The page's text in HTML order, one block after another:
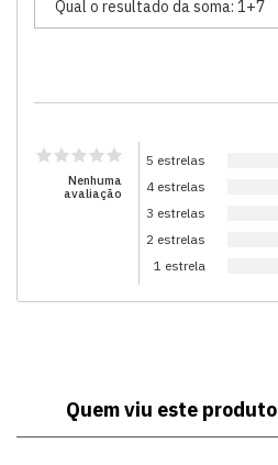
Nenhuma
avaliação
5 estrelas
4 estrelas
3 estrelas
2 estrelas
1 estrela
Quem viu este